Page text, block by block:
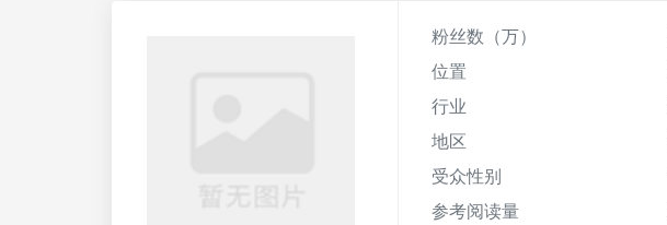
粉丝数（万）
位置
行业
地区
受众性别
参考阅读量